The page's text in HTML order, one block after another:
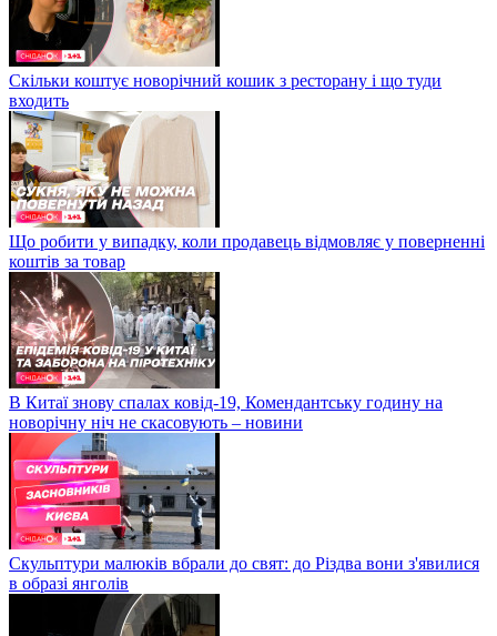
Скільки коштує новорічний кошик з ресторану і що туди
входить
Що робити у випадку, коли продавець відмовляє у поверненні
коштів за товар
В Китаї знову спалах ковід-19, Комендантську годину на
новорічну ніч не скасовують – новини
Скульптури малюків вбрали до свят: до Різдва вони з'явилися
в образі янголів